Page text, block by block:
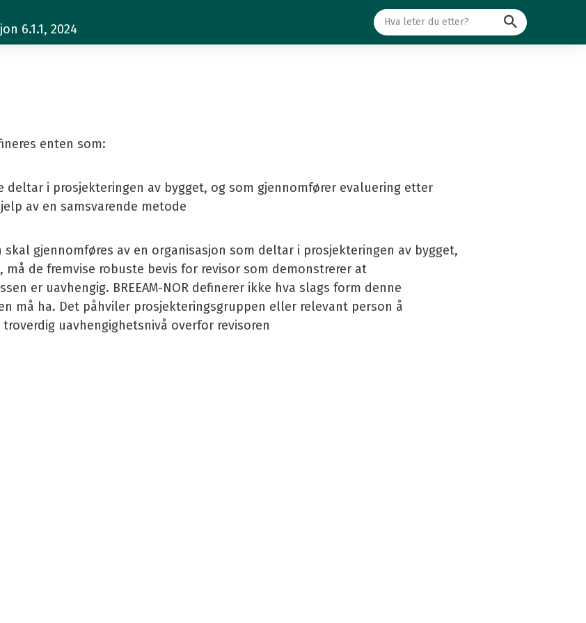
6.1.1, 2024 Søk
enten som:
deltar i prosjekteringen av bygget, og som gjennomfører evaluering etter
av en samsvarende metode
skal gjennomføres av en organisasjon som deltar i prosjekteringen av bygget,
må de fremvise robuste bevis for revisor som demonstrerer at
er uavhengig. BREEAM-NOR definerer ikke hva slags form denne
må ha. Det påhviler prosjekteringsgruppen eller relevant person å
uavhengighetsnivå overfor revisoren